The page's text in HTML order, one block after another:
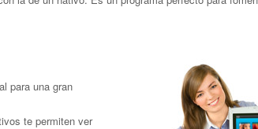
para una gran
te permiten ver